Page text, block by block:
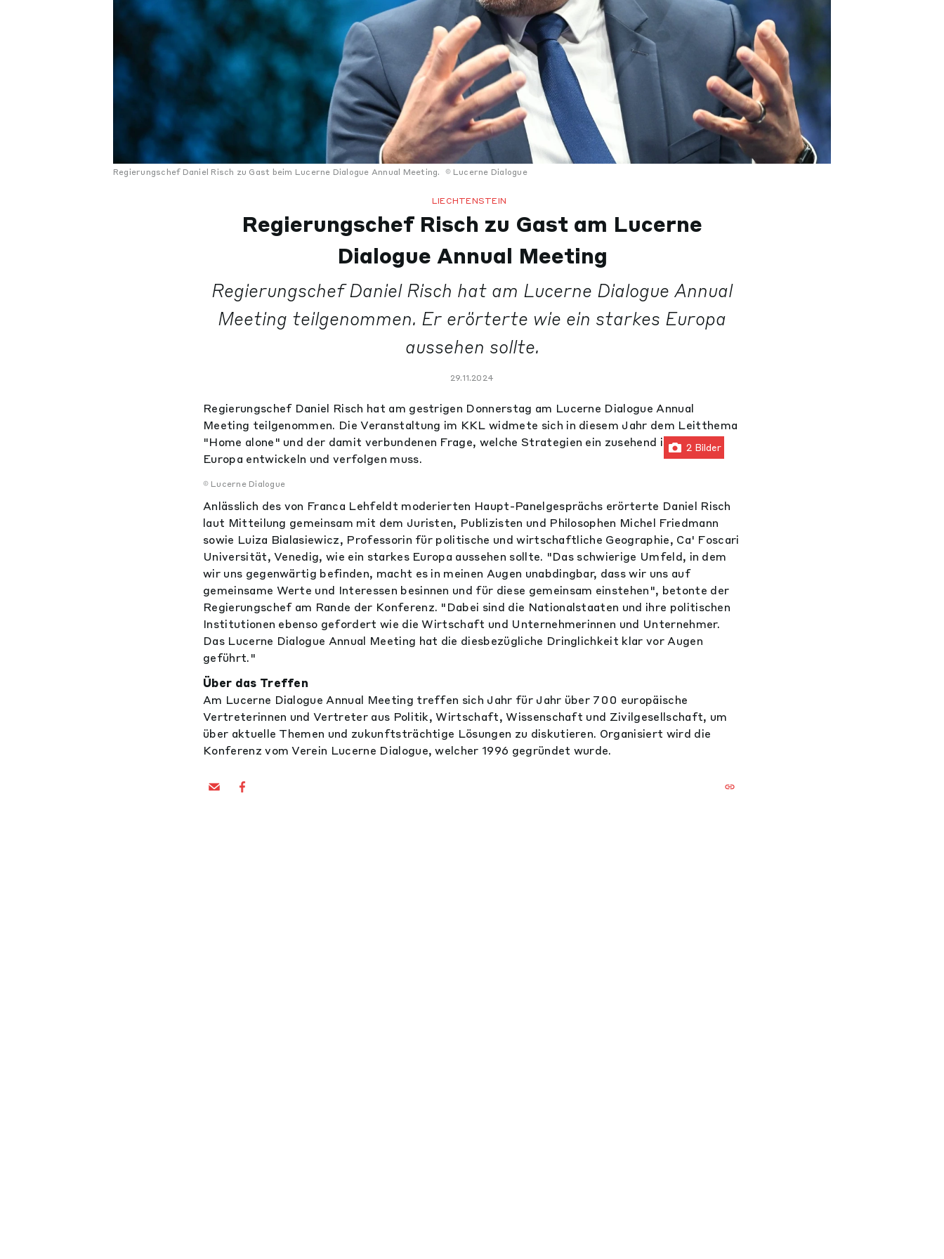
Regierungschef Daniel Risch zu Gast beim Lucerne Dialogue Annual Meeting. Lucerne Dialogue
LIECHTENSTEIN
Regierungschef Risch zu Gast am Lucerne
Dialogue Annual Meeting
Regierungschef Daniel Risch hat am Lucerne Dialogue Annual
Meeting teilgenommen. Er erörterte wie ein starkes Europa
aussehen sollte.
29.11.2024
Regierungschef Daniel Risch hat am gestrigen Donnerstag am Lucerne Dialogue Annual
Meeting teilgenommen. Die Veranstaltung im KKL widmete sich in diesem Jahr dem Leitthema
"Home alone" und der damit verbundenen Frage, welche Strategien ein zusehend isoliertes
Europa entwickeln und verfolgen muss.
2 Bilder
Lucerne Dialogue
Anlässlich des von Franca Lehfeldt moderierten Haupt-Panelgesprächs erörterte Daniel Risch
laut Mitteilung gemeinsam mit dem Juristen, Publizisten und Philosophen Michel Friedmann
sowie Luiza Bialasiewicz, Professorin für politische und wirtschaftliche Geographie, Ca' Foscari
Universität, Venedig, wie ein starkes Europa aussehen sollte. "Das schwierige Umfeld, in dem
wir uns gegenwärtig befinden, macht es in meinen Augen unabdingbar, dass wir uns auf
gemeinsame Werte und Interessen besinnen und für diese gemeinsam einstehen", betonte der
Regierungschef am Rande der Konferenz. "Dabei sind die Nationalstaaten und ihre politischen
Institutionen ebenso gefordert wie die Wirtschaft und Unternehmerinnen und Unternehmer.
Das Lucerne Dialogue Annual Meeting hat die diesbezügliche Dringlichkeit klar vor Augen
geführt."
Über das Treffen
Am Lucerne Dialogue Annual Meeting treffen sich Jahr für Jahr über 700 europäische
Vertreterinnen und Vertreter aus Politik, Wirtschaft, Wissenschaft und Zivilgesellschaft, um
über aktuelle Themen und zukunftsträchtige Lösungen zu diskutieren. Organisiert wird die
Konferenz vom Verein Lucerne Dialogue, welcher 1996 gegründet wurde.